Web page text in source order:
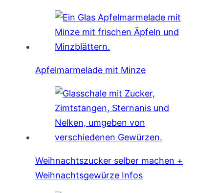
Apfelmarmelade mit Minze
Weihnachtszucker selber machen +
Weihnachtsgewürze Infos